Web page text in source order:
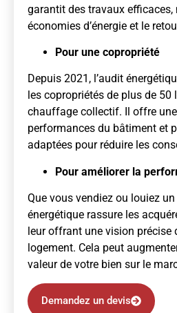
garantit des travaux
économies d’énergie et le
Pour une copropriété
Depuis 2021, l’audit
les copropriétés de plus de 50
chauffage collectif. Il offre
performances du bâtiment et
adaptées pour réduire les
Pour améliorer la
Que vous vendiez ou louiez
énergétique rassure les
leur offrant une vision précise
logement. Cela peut
valeur de votre bien sur le
Demandez un devis